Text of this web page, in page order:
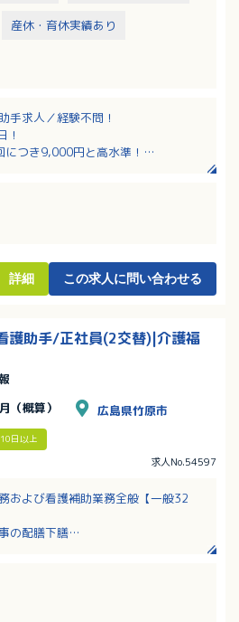
産休・育休実績あり
手求人／経験不問！
！
につき9,000円と高水準！
詳細 この求人に問い合わせる
護助手/正社員(2交替)|介護福
（概算） 広島県竹原市
日以上
求人No.54597
および看護補助業務全般【一般32
の配膳下膳